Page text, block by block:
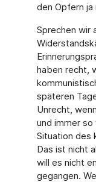
den Opfern
Sprechen wir
haben recht,
späteren
Unrecht,
und immer so
Situation des
Das ist nicht
will es nicht
gegangen.